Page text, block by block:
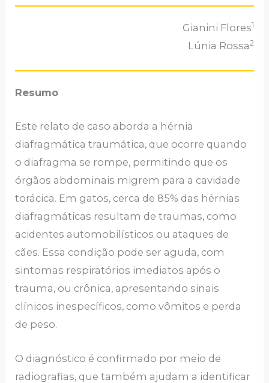
Gianini Flores1
Lúnia Rossa2
Resumo
Este relato de caso aborda a hérnia
diafragmática traumática, que ocorre quando
o diafragma se rompe, permitindo que os
órgãos abdominais migrem para a cavidade
torácica. Em gatos, cerca de 85% das hérnias
diafragmáticas resultam de traumas, como
acidentes automobilísticos ou ataques de
cães. Essa condição pode ser aguda, com
sintomas respiratórios imediatos após o
trauma, ou crônica, apresentando sinais
clínicos inespecíficos, como vômitos e perda
de peso.
O diagnóstico é confirmado por meio de
radiografias, que também ajudam a identificar